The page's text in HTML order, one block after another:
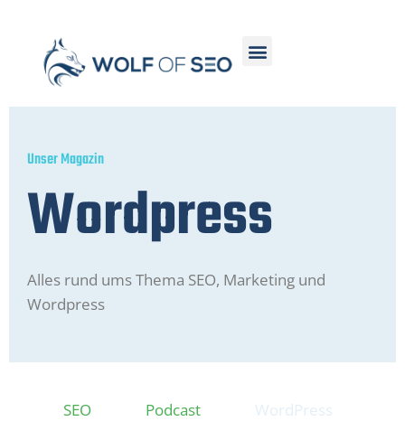
Unser Magazin
Wordpress
Alles rund ums Thema SEO, Marketing und
Wordpress
SEO Podcast
WordPress